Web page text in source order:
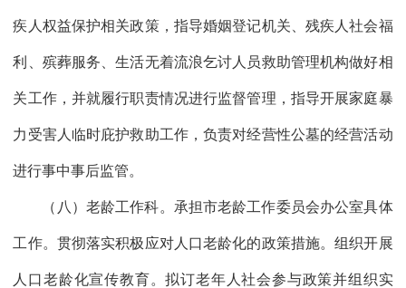
疾人权益保护相关政策，指导婚姻登记机关、残疾人社会福
利、殡葬服务、生活无着流浪乞讨人员救助管理机构做好相
关工作，并就履行职责情况进行监督管理，指导开展家庭暴
力受害人临时庇护救助工作，负责对经营性公墓的经营活动
进行事中事后监管。
（八）老龄工作科。承担市老龄工作委员会办公室具体
工作。贯彻落实积极应对人口老龄化的政策措施。组织开展
人口老龄化宣传教育。拟订老年人社会参与政策并组织实